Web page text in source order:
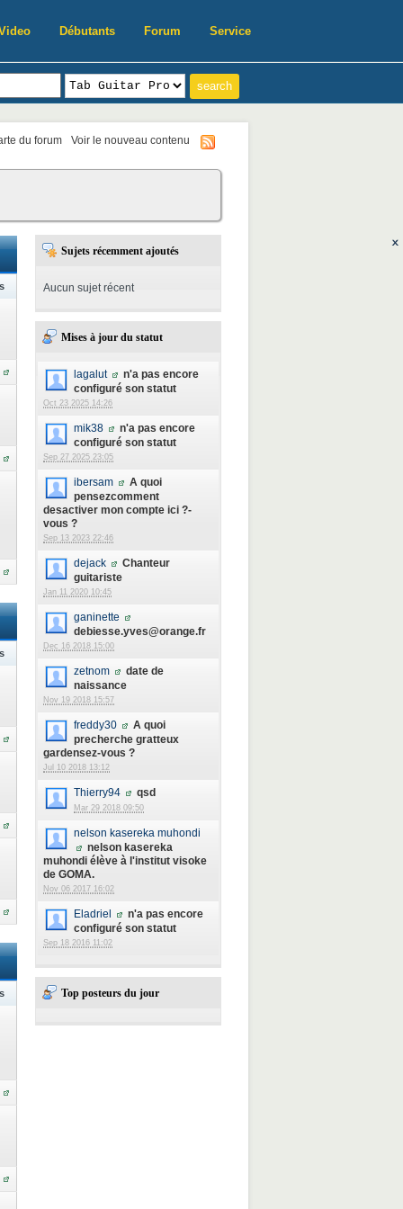
Débutants Forum Service
du forum Voir le nouveau contenu
Sujets récemment ajoutés
Aucun sujet récent
Mises à jour du statut
lagalut
n'a pas encore
configuré son statut
Oct 23 2025 14:26
mik38
n'a pas encore
configuré son statut
Sep 27 2025 23:05
ibersam
A quoi
pensezcomment
desactiver mon compte ici ?-
vous ?
Sep 13 2023 22:46
dejack
Chanteur
guitariste
Jan 11 2020 10:45
ganinette
debiesse.yves@orange.fr
Dec 16 2018 15:00
zetnom
date de
naissance
Nov 19 2018 15:57
freddy30
A quoi
precherche gratteux
gardensez-vous ?
Jul 10 2018 13:12
Thierry94 qsd
Mar 29 2018 09:50
nelson kasereka muhondi
nelson kasereka
muhondi élève à l'institut visoke
de GOMA.
Nov 06 2017 16:02
Eladriel
n'a pas encore
configuré son statut
Sep 18 2016 11:02
Top posteurs du jour